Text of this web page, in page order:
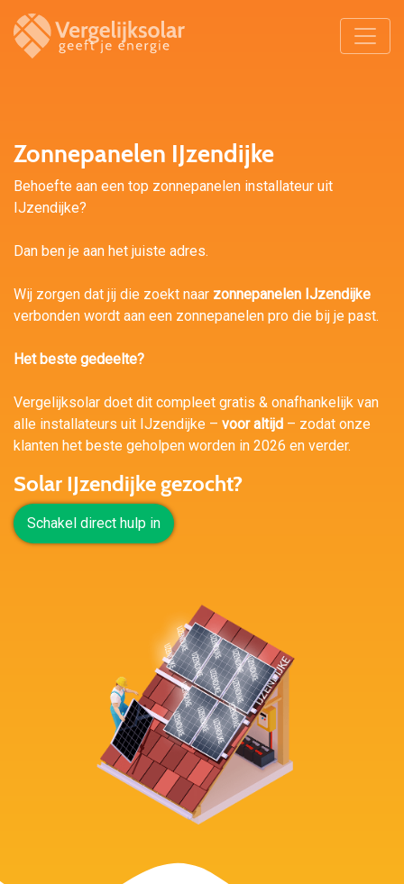
Zonnepanelen IJzendijke
Behoefte aan een top zonnepanelen installateur uit
IJzendijke?
Dan ben je aan het juiste adres.
Wij zorgen dat jij die zoekt naar zonnepanelen IJzendijke
verbonden wordt aan een zonnepanelen pro die bij je past.
Het beste gedeelte?
Vergelijksolar doet dit compleet gratis & onafhankelijk van
alle installateurs uit IJzendijke – voor altijd – zodat onze
klanten het beste geholpen worden in 2026 en verder.
Solar IJzendijke gezocht?
Schakel direct hulp in